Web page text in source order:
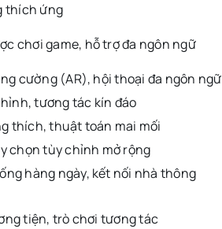
thích ứng
chơi game, hỗ trợ đa ngôn ngữ
cường (AR), hội thoại đa ngôn ngữ
tương tác kín đáo
thích, thuật toán mai mối
chọn tùy chỉnh mở rộng
hàng ngày, kết nối nhà thông
tiện, trò chơi tương tác